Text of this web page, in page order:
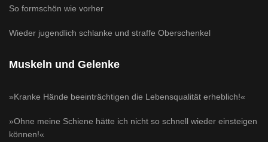
So formschön wie vorher
Wieder jugendlich schlanke und straffe Oberschenkel
Muskeln und Gelenke
»Kranke Hände beeinträchtigen die Lebensqualität erheblich!«
»Ohne meine Schiene hätte ich nicht so schnell wieder einsteigen
können!«